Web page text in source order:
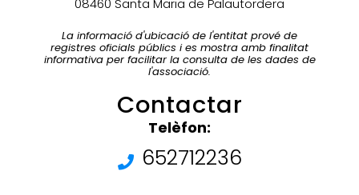
08460 Santa Maria de Palautordera
La informació d'ubicació de l'entitat prové de
registres oficials públics i es mostra amb finalitat
informativa per facilitar la consulta de les dades de
l'associació.
Contactar
Telèfon:
652712236